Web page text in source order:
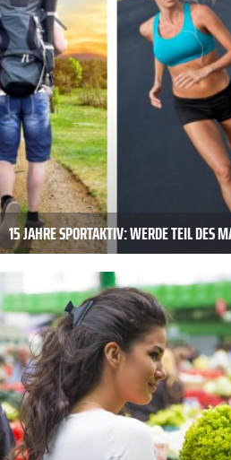
15 JAHRE SPORTAKTIV: WERDE TEIL DES